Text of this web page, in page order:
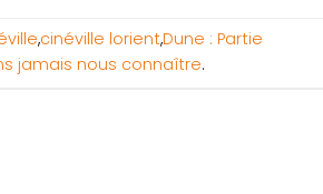
,cinéville lorient,Dune : Partie
jamais nous connaître.